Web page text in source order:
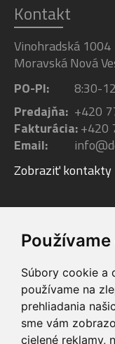
Súbory cookie a
používame na
prehliadania
sme vám
cielené reklamy,
Kontakt
Vinohradská 1004
Moravská Nová
PO-PI:
8:30-
Predajňa: +420
Fakturácia:+420
Email:
Zobraziť kontakty
Facebook
VIP servis